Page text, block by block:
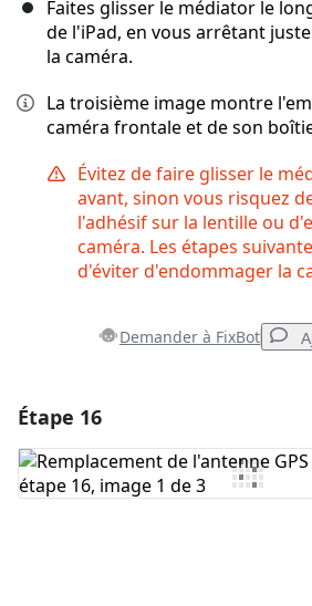
Faites glisser le médiator le
de l'iPad, en vous arrêtant
la caméra.
La troisième image montre
caméra frontale et de son
Évitez de faire glisser le
avant, sinon vous risquez
l'adhésif sur la lentille ou
caméra. Les étapes
d'éviter d'endommager la
Demander à FixBot
Ajouter un commentaire
Étape 16